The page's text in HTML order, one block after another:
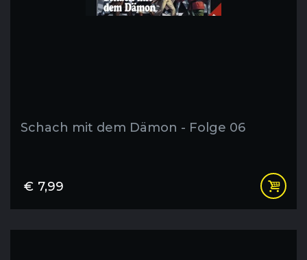
Schach mit dem Dämon - Folge 06
€ 7,99